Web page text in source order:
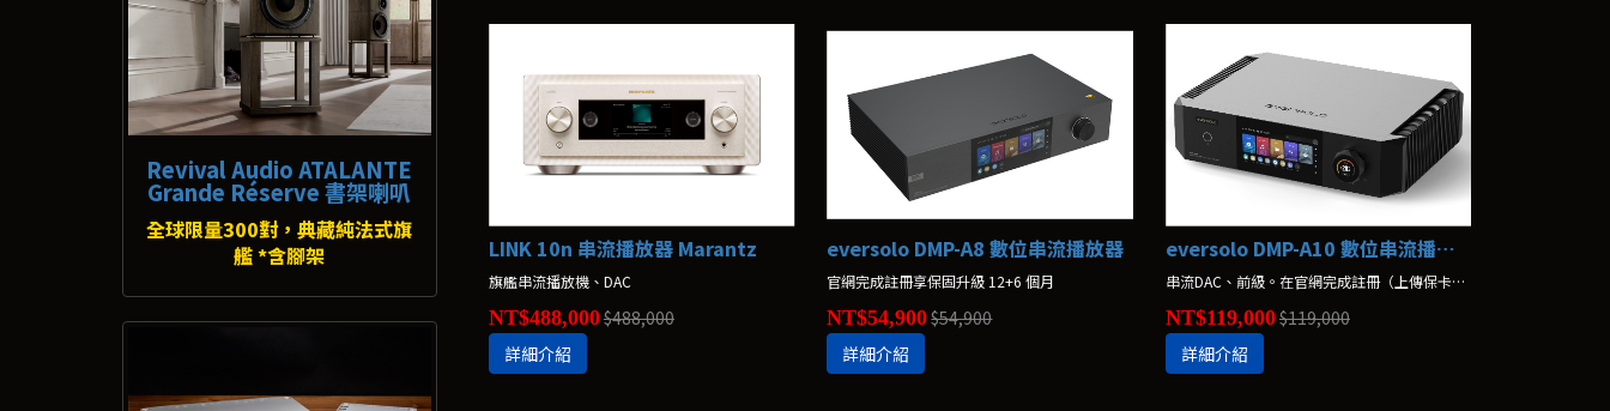
Revival Audio ATALANTE
Grande Réserve 書架喇叭
全球限量300對，典藏純法式旗
艦 *含腳架
LINK 10n 串流播放器 Marantz
旗艦串流播放機、DAC
NT$488,000$488,000
詳細介紹
eversolo DMP-A8 數位串流播放器
官網完成註冊享保固升級 12+6 個月
NT$54,900$54,900
詳細介紹
eversolo DMP-A10 數位串流播放器
串流DAC、前級。在官網完成註冊（上傳保卡及發票），享保固升級 12+6 個月
NT$119,000$119,000
詳細介紹